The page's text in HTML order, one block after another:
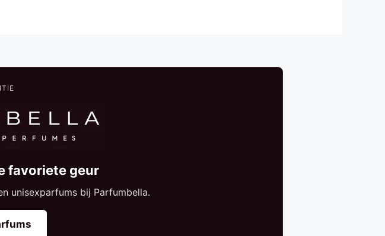
favoriete geur
unisexparfums bij Parfumbella.